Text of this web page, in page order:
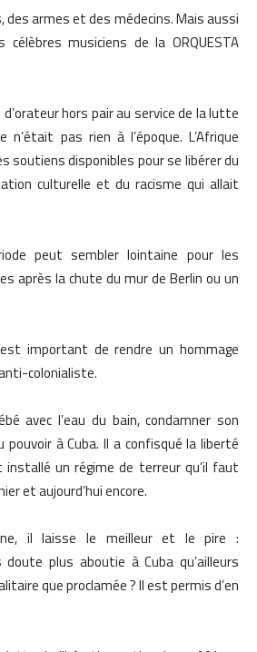
des armes et des médecins. Mais aussi
musiciens de la ORQUESTA
hors pair au service de la lutte
pas rien à l’époque. L’Afrique
soutiens disponibles pour se libérer du
culturelle et du racisme qui allait
peut sembler lointaine pour les
après la chute du mur de Berlin ou un
est important de rendre un hommage
colonialiste.
avec l’eau du bain, condamner son
pouvoir à Cuba. Il a confisqué la liberté
un régime de terreur qu’il faut
et aujourd’hui encore.
il laisse le meilleur et le pire :
plus aboutie à Cuba qu’ailleurs
que proclamée ? Il est permis d’en